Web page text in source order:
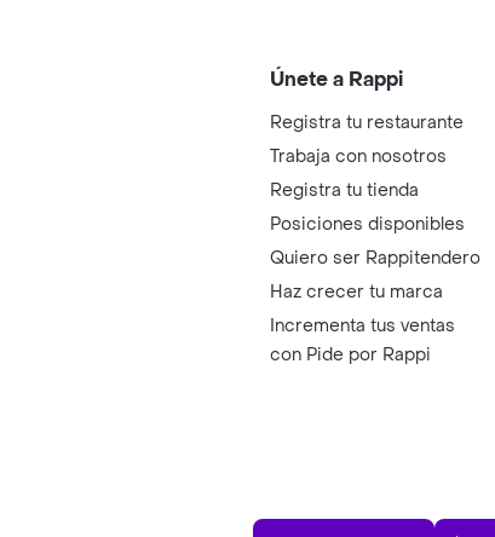
Únete a Rappi
Registra tu restaurante
Trabaja con nosotros
Registra tu tienda
Posiciones disponibles
Quiero ser Rappitendero
Haz crecer tu marca
Incrementa tus ventas
con Pide por Rappi
App Store